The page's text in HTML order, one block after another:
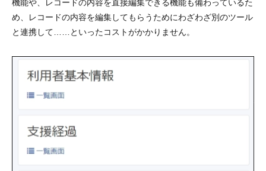
機能や、レコードの内容を直接編集できる機能も備わっているた
め、レコードの内容を編集してもらうためにわざわざ別のツール
と連携して……といったコストがかかりません。